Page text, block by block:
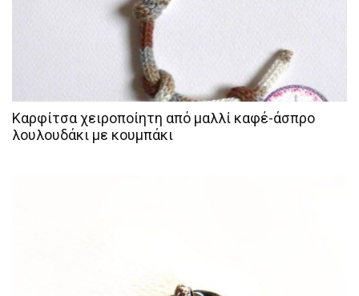
Καρφίτσα χειροποίητη από μαλλί καφέ-άσπρο
λουλουδάκι με κουμπάκι